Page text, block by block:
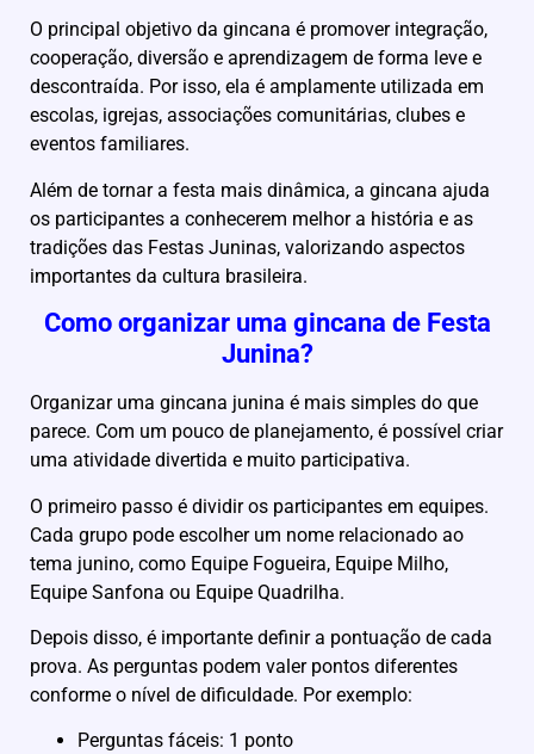
O principal objetivo da gincana é promover integração,
cooperação, diversão e aprendizagem de forma leve e
descontraída. Por isso, ela é amplamente utilizada em
escolas, igrejas, associações comunitárias, clubes e
eventos familiares.
Além de tornar a festa mais dinâmica, a gincana ajuda
os participantes a conhecerem melhor a história e as
tradições das Festas Juninas, valorizando aspectos
importantes da cultura brasileira.
Como organizar uma gincana de Festa
Junina?
Organizar uma gincana junina é mais simples do que
parece. Com um pouco de planejamento, é possível criar
uma atividade divertida e muito participativa.
O primeiro passo é dividir os participantes em equipes.
Cada grupo pode escolher um nome relacionado ao
tema junino, como Equipe Fogueira, Equipe Milho,
Equipe Sanfona ou Equipe Quadrilha.
Depois disso, é importante definir a pontuação de cada
prova. As perguntas podem valer pontos diferentes
conforme o nível de dificuldade. Por exemplo:
Perguntas fáceis: 1 ponto